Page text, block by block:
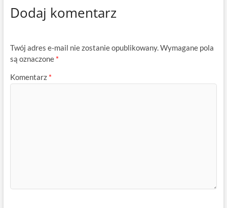
Dodaj komentarz
Twój adres e-mail nie zostanie opublikowany.Wymagane pola
są oznaczone *
Komentarz *